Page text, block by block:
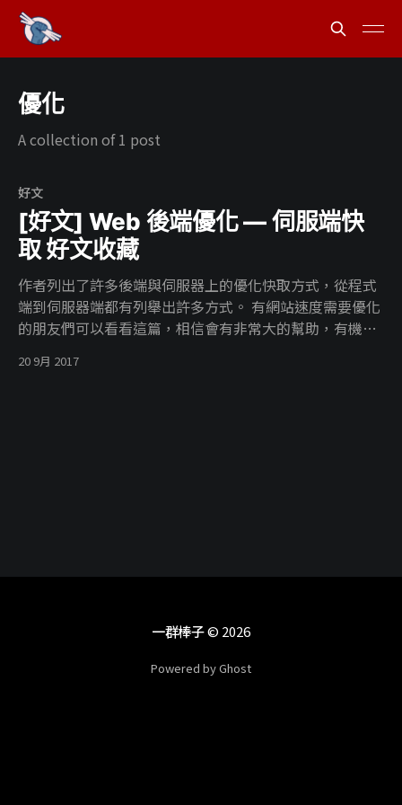
優化
A collection of 1 post
好文
[好文] Web 後端優化 — 伺服端快
取 好文收藏
作者列出了許多後端與伺服器上的優化快取方式，從程式
端到伺服器端都有列舉出許多方式。 有網站速度需要優化
的朋友們可以看看這篇，相信會有非常大的幫助，有機會
快取 (Server-Side Cache) !
20 9月 2017
一群棒子© 2026
Powered by Ghost